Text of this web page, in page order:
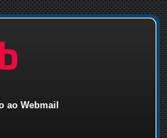
ao Webmail